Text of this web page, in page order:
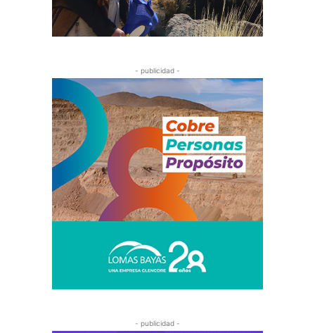
- publicidad -
- publicidad -